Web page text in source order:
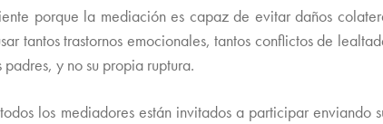
porque la mediación es capaz de evitar daños
tantos trastornos emocionales, tantos conflictos de
y no su propia ruptura.
los mediadores están invitados a participar enviando